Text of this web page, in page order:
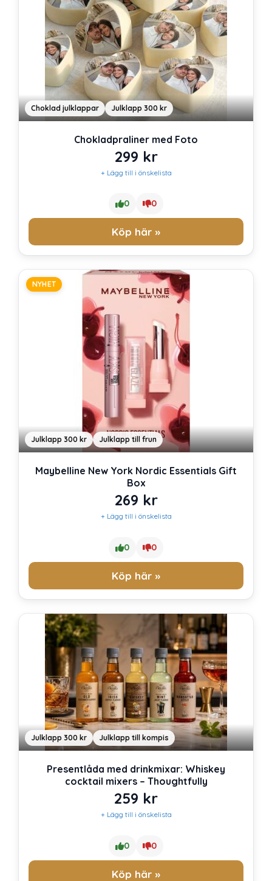
Choklad julklappar Julklapp 300 kr
Chokladpraliner med Foto
299 kr
+ Lägg till i önskelista
0 0
Köp här »
NYHET
Julklapp 300 kr Julklapp till frun
Maybelline New York Nordic Essentials Gift
Box
269 kr
+ Lägg till i önskelista
0 0
Köp här »
Julklapp 300 kr Julklapp till kompis
Presentlåda med drinkmixar: Whiskey
cocktail mixers – Thoughtfully
259 kr
+ Lägg till i önskelista
0 0
Köp här »